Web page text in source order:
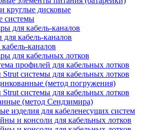
круглые дисковые
системы
для кабель-каналов
для кабель-каналов
каналов
для кабельных лотков
профилей для кабельных лотков
системы для кабельных лотков
(метод погружения)
системы для кабельных лотков
(метод Сендзимира)
изделия для кабеленесущих систем
и консоли для кабельных лотков